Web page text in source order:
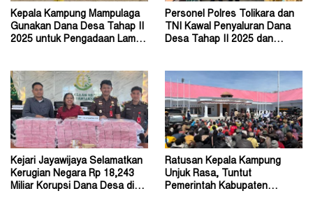
Kepala Kampung Mampulaga
Gunakan Dana Desa Tahap II
2025 untuk Pengadaan Lampu
Personel Polres Tolikara dan
TNI Kawal Penyaluran Dana
Desa Tahap II 2025 dan
Kejari Jayawijaya Selamatkan
Kerugian Negara Rp 18,243
Miliar Korupsi Dana Desa di
Ratusan Kepala Kampung
Unjuk Rasa, Tuntut
Pemerintah Kabupaten